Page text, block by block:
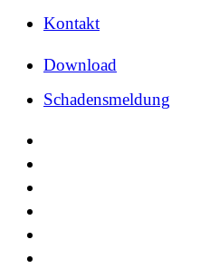
Kontakt
Down­load
Scha­dens­mel­dung